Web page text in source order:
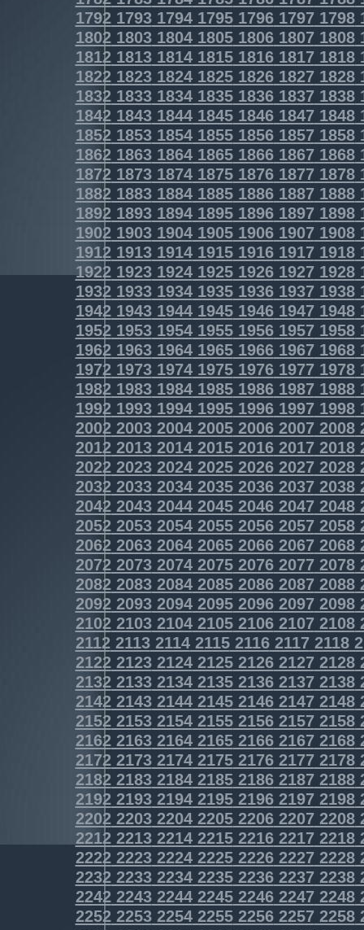
1792179317941795179617971798
1802180318041805180618071808
1812181318141815181618171818
1822182318241825182618271828
1832183318341835183618371838
1842184318441845184618471848
1852185318541855185618571858
1862186318641865186618671868
1872187318741875187618771878
1882188318841885188618871888
1892189318941895189618971898
1902190319041905190619071908
1912191319141915191619171918
1922192319241925192619271928
1932193319341935193619371938
1942194319441945194619471948
1952195319541955195619571958
1962196319641965196619671968
1972197319741975197619771978
1982198319841985198619871988
1992199319941995199619971998
2002200320042005200620072008
2012201320142015201620172018
2022202320242025202620272028
2032203320342035203620372038
2042204320442045204620472048
2052205320542055205620572058
2062206320642065206620672068
2072207320742075207620772078
2082208320842085208620872088
2092209320942095209620972098
2102210321042105210621072108
2112211321142115211621172118
2122212321242125212621272128
2132213321342135213621372138
2142214321442145214621472148
2152215321542155215621572158
2162216321642165216621672168
2172217321742175217621772178
2182218321842185218621872188
2192219321942195219621972198
2202220322042205220622072208
2212221322142215221622172218
2222222322242225222622272228
2232223322342235223622372238
2242224322442245224622472248
2252225322542255225622572258